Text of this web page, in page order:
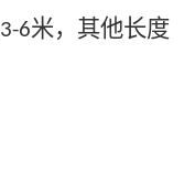
3-6米，其他长度